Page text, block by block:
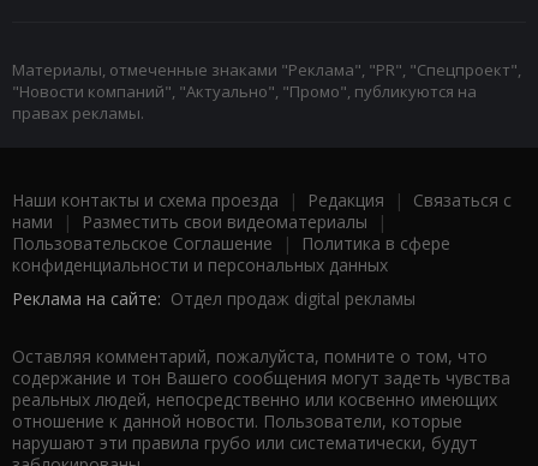
Материалы, отмеченные знаками "Реклама", "PR", "Спецпроект",
"Новости компаний", "Актуально", "Промо", публикуются на
правах рекламы.
Наши контакты и схема проезда | Редакция | Связаться с
нами | Разместить свои видеоматериалы |
Пользовательское Соглашение |
Политика в сфере
конфиденциальности и персональных данных
Реклама на сайте: Отдел продаж digital рекламы
Оставляя комментарий, пожалуйста, помните о том, что
содержание и тон Вашего сообщения могут задеть чувства
реальных людей, непосредственно или косвенно имеющих
отношение к данной новости. Пользователи, которые
нарушают эти правила грубо или систематически, будут